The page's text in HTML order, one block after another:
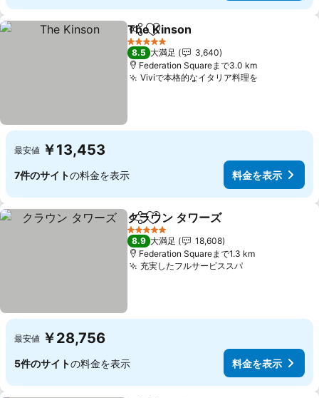
シェアお気に入りに追加
The Kinson
5 ホテルのランク
8.5 大満足
3,640
Federation Squareまで3.0 km
Viviで本格的なイタリア料理を
最安値 ￥13,453
7件のサイトの料金を表示 料金を表示
シェアお気に入りに追加
クラウン タワーズ
5 ホテルのランク
8.9 大満足
18,608
Federation Squareまで1.3 km
充実したフルサービススパ
最安値 ￥28,756
5件のサイトの料金を表示 料金を表示